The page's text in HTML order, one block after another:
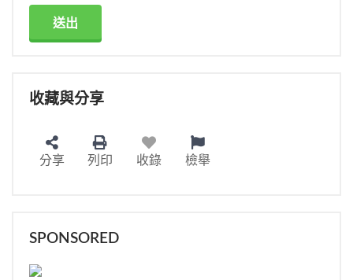
送出
收藏與分享
分享 列印 收錄 檢舉
SPONSORED